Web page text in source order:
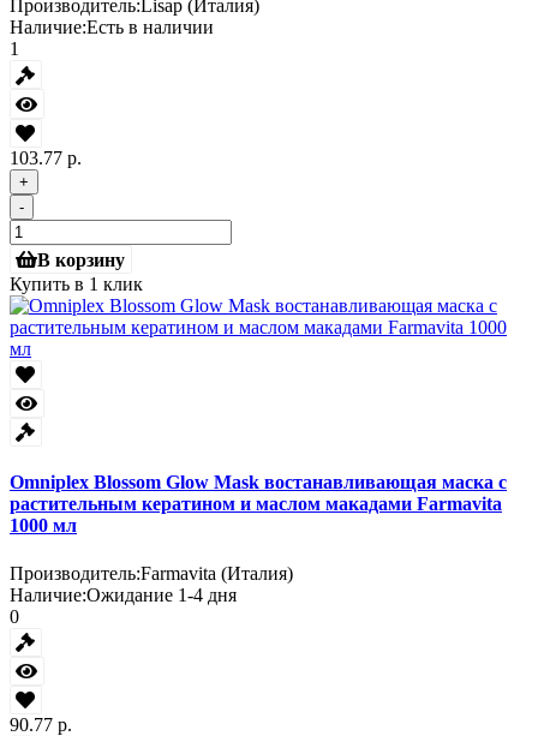
Производитель:Lisap (Италия)
Наличие:Есть в наличии
1
103.77 р.
+
-
В корзину
Купить в 1 клик
Omniplex Blossom Glow Mask востанавливающая маска с
растительным кератином и маслом макадами Farmavita
1000 мл
Производитель:Farmavita (Италия)
Наличие:Ожидание 1-4 дня
0
90.77 р.